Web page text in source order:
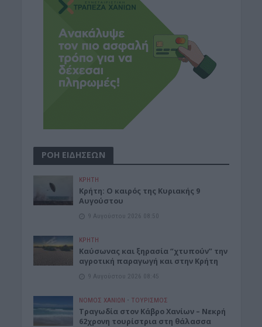
ΡΟΗ ΕΙΔΗΣΕΩΝ
ΚΡΗΤΗ
Κρήτη: Ο καιρός της Κυριακής 9
Αυγούστου
9 Αυγούστου 2026 08:50
ΚΡΗΤΗ
Καύσωνας και ξηρασία “χτυπούν” την
αγροτική παραγωγή και στην Κρήτη
9 Αυγούστου 2026 08:45
ΝΟΜΌΣ ΧΑΝΊΩΝ • ΤΟΥΡΙΣΜΟΣ
Τραγωδία στον Κάβρο Χανίων – Νεκρή
62χρονη τουρίστρια στη θάλασσα